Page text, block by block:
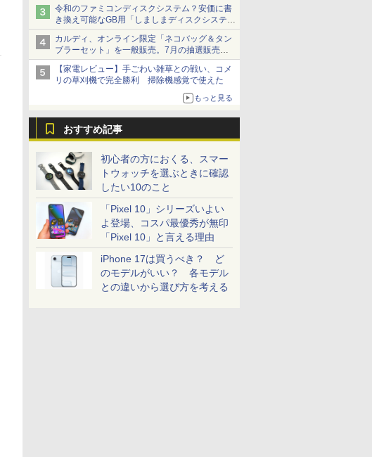
令和のファミコンディスクシステム？安価に書
き換え可能なGB用「しましまディスクシステ
ム」
カルディ、オンライン限定「ネコバッグ＆タン
ブラーセット」を一般販売。7月の抽選販売の
当選無効分
【家電レビュー】手ごわい雑草との戦い、コメ
リの草刈機で完全勝利 掃除機感覚で使えた
もっと見る
おすすめ記事
初心者の方におくる、スマー
トウォッチを選ぶときに確認
したい10のこと
「Pixel 10」シリーズいよい
よ登場、コスパ最優秀が無印
「Pixel 10」と言える理由
iPhone 17は買うべき？ ど
のモデルがいい？ 各モデル
との違いから選び方を考える